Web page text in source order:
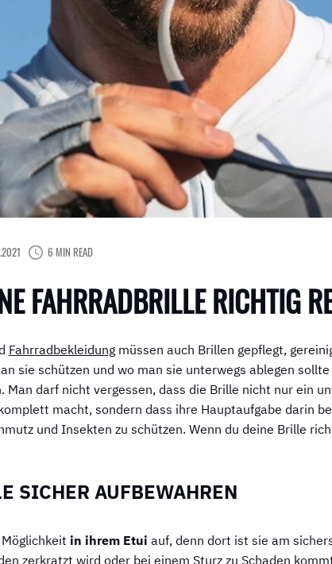
FAHRRADBRILLE RICHTIG
6 MIN READ
Fahrradbekleidungmüssen auch Brillen gepflegt,
sie schützen und wo man sie unterwegs ablegen
Man darf nicht vergessen, dass die Brille nicht nur ein
macht, sondern dass ihre Hauptaufgabe darin
und Insekten zu schützen. Wenn du deine Brille
SICHER AUFBEWAHREN
in ihrem Etui auf, denn dort ist sie am
zerkratzt wird oder bei einem Sturz zu Schaden